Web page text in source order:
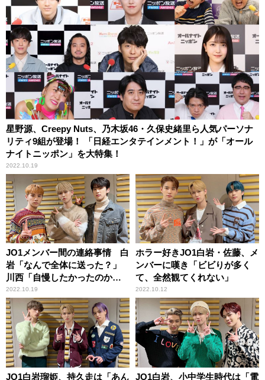
星野源、Creepy Nuts、乃木坂46・久保史緒里ら人気パーソナ
リティ9組が登場！ 「日経エンタテインメント！」が「オール
ナイトニッポン」を大特集！
2022.10.19
JO1メンバー間の連絡事情 白
岩「なんで全体に送った？」
川西「自慢したかったのか
も」河野「みんなで喋りたい
っていう感じかな」
2022.10.19
ホラー好きJO1白岩・佐藤、メ
ンバーに嘆き「ビビりが多く
て、全然観てくれない」
2022.10.12
JO1白岩瑠姫、持久走は「あん JO1白岩、小中学生時代は「電